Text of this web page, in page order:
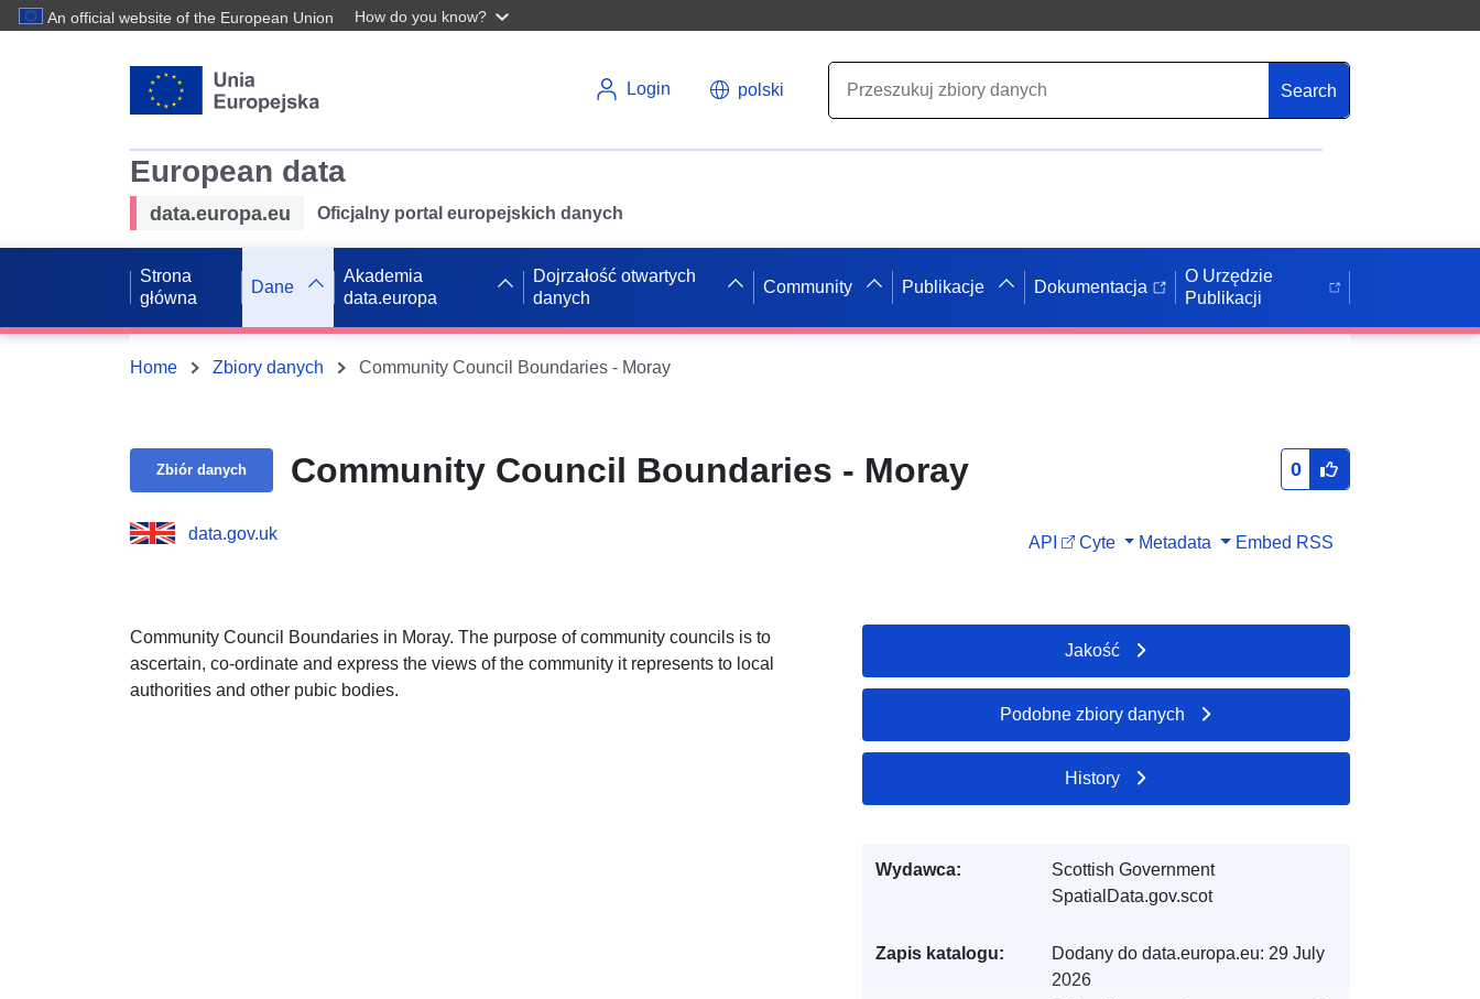
An official website of the European Union How do you know?
Login polski Search
European data
data.europa.eu Oficjalny portal europejskich danych
Strona
główna
Dane
Akademia
data.europa
Dojrzałość otwartych
danych
Community Publikacje Dokumentacja
O Urzędzie
Publikacji
Home Zbiory danych Community Council Boundaries - Moray
Zbiór danych Community Council Boundaries - Moray 0
data.gov.uk API Cyte Metadata Embed RSS
Community Council Boundaries in Moray. The purpose of community councils is to
ascertain, co-ordinate and express the views of the community it represents to local
authorities and other pubic bodies.
Jakość
Podobne zbiory danych
History
Wydawca:
Scottish Government
SpatialData.gov.scot
Zapis katalogu: Dodany do data.europa.eu: 29 July
2026